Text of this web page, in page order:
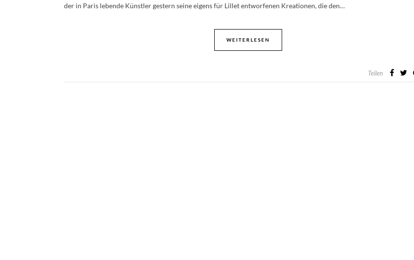
der in Paris lebende Künstler gestern seine eigens für Lillet entworfenen Kreationen, die den…
WEITERLESEN
Teilen